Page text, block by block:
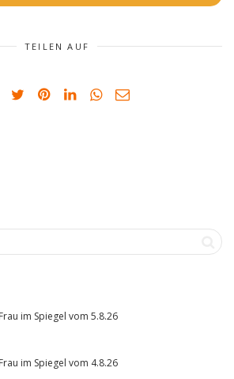
TEILEN AUF
im Spiegel vom 5.8.26
im Spiegel vom 4.8.26